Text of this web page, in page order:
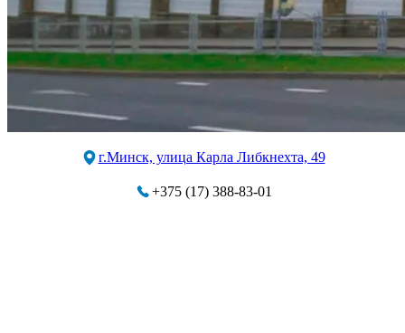
г.Минск, улица Карла Либкнехта, 49
+375 (17) 388-83-01